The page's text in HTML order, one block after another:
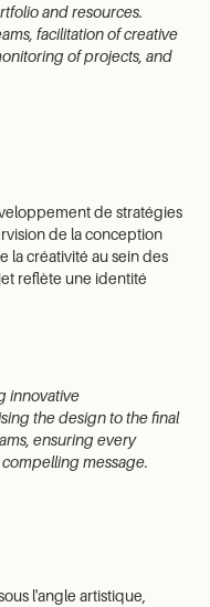
and resources.
facilitation of creative
of projects, and
de stratégies
de la conception
la créativité au sein des
reflète une identité
innovative
the design to the final
ensuring every
message.
l'angle artistique,